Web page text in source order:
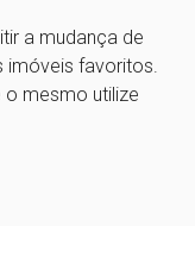
a mudança de
imóveis favoritos.
o mesmo utilize